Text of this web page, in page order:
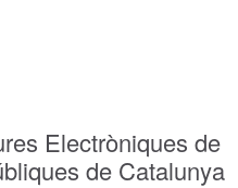
Electròniques de
de Catalunya